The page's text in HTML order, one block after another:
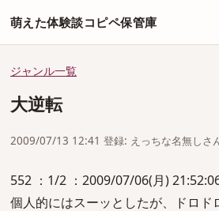
萌えた体験談コピペ保管庫
ジャンル一覧
大逆転
2009/07/13 12:41 登録: えっちな名無しさ
552 ：1/2 ：2009/07/06(月)
個人的にはスーッとしたが、ドロド